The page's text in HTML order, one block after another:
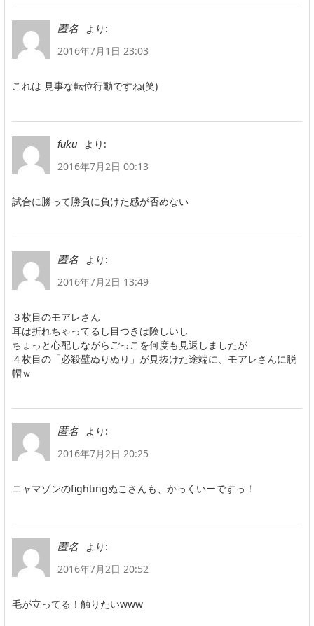
匿名
より:
2016年7月1日 23:03
これは 見事な転位行動ですね(笑)
fuku
より:
2016年7月2日 00:13
試合に勝って勝負に負けた感が否めない
匿名
より:
2016年7月2日 13:49
３枚目のモアレさん
耳は折れちゃってるし目つきは険しいし
ちょっと心配しながらごっこを何度も見返しましたが
４枚目の「必殺壁ぬりぬり」が見抜けた途端に、モアレさんに脱
帽ｗ
匿名
より:
2016年7月2日 20:25
ニャマゾンのfightingぬこさんも、かっくいーですっ！
匿名
より:
2016年7月2日 20:52
毛が立ってる！触りたいwww